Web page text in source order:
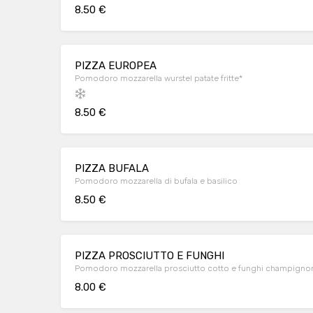
8.50 €
PIZZA EUROPEA
Pomodoro mozzarella wurstel patate fritte*
8.50 €
PIZZA BUFALA
Pomodoro mozzarella di bufala e basilico
8.50 €
PIZZA PROSCIUTTO E FUNGHI
Pomodoro mozzarella prosciutto cotto e funghi
8.00 €